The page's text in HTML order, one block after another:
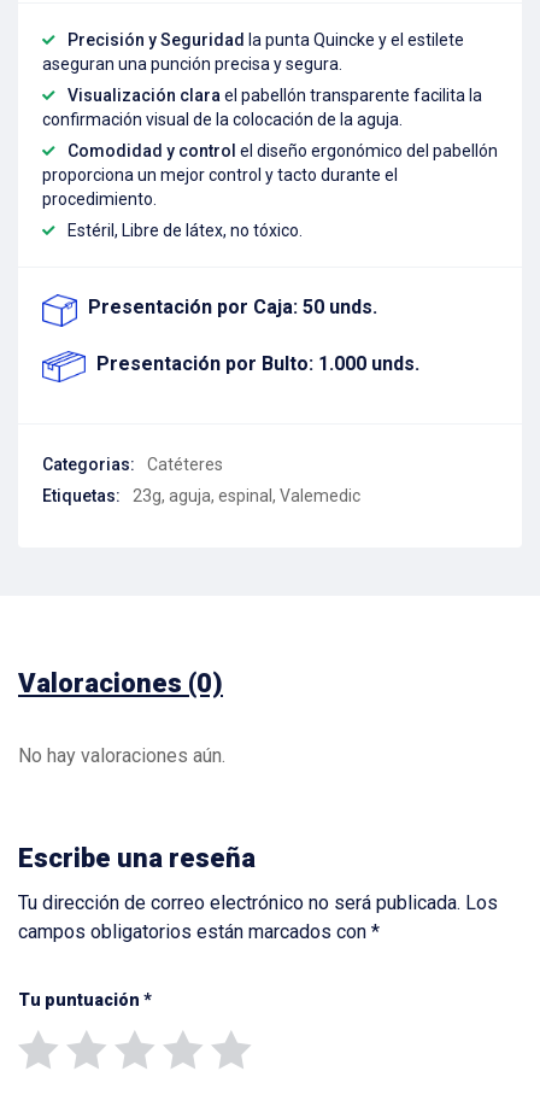
Precisión y Seguridad la punta Quincke y el estilete
aseguran una punción precisa y segura.
Visualización clara el pabellón transparente facilita la
confirmación visual de la colocación de la aguja.
Comodidad y control el diseño ergonómico del pabellón
proporciona un mejor control y tacto durante el
procedimiento.
Estéril, Libre de látex, no tóxico.
Presentación por Caja: 50 unds.
Presentación por Bulto: 1.000 unds.
Categorias:
Catéteres
Etiquetas:
23g, aguja, espinal, Valemedic
Valoraciones (0)
No hay valoraciones aún.
Escribe una reseña
Tu dirección de correo electrónico no será publicada. Los
campos obligatorios están marcados con *
Tu puntuación *